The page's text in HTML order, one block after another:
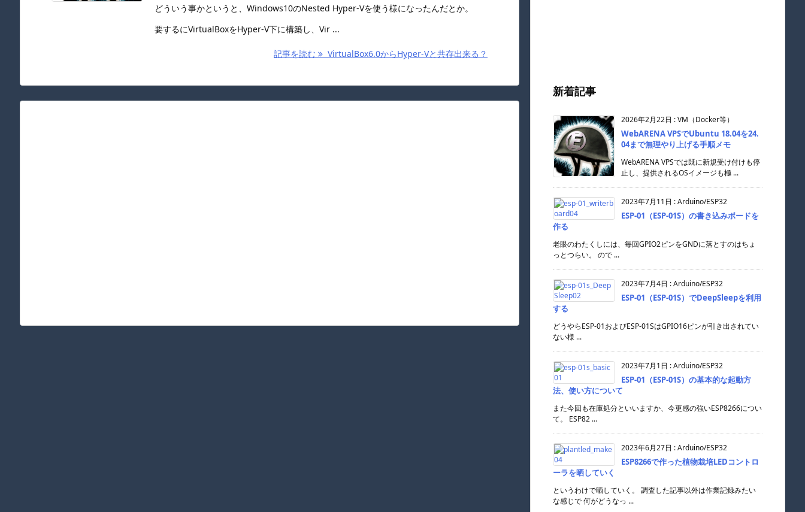
どういう事かというと、Windows10のNested Hyper-Vを使う様になったんだとか。
要するにVirtualBoxをHyper-V下に構築し、Vir ...
記事を読む VirtualBox6.0からHyper-Vと共存出来る？
新着記事
2026年2月22日 :VM（Docker等）
WebARENA VPSでUbuntu 18.04を24.
04まで無理やり上げる手順メモ
WebARENA VPSでは既に新規受け付けも停
止し、提供されるOSイメージも極 ...
2023年7月11日 :Arduino/ESP32
ESP-01（ESP-01S）の書き込みボードを
作る
老眼のわたくしには、毎回GPIO2ピンをGNDに落とすのはちょ
っとつらい。 ので ...
2023年7月4日 :Arduino/ESP32
ESP-01（ESP-01S）でDeepSleepを利用
する
どうやらESP-01およびESP-01SはGPIO16ピンが引き出されてい
ない様 ...
2023年7月1日 :Arduino/ESP32
ESP-01（ESP-01S）の基本的な起動方
法、使い方について
また今回も在庫処分といいますか、今更感の強いESP8266につい
て。 ESP82 ...
2023年6月27日 :Arduino/ESP32
ESP8266で作った植物栽培LEDコントロ
ーラを晒していく
というわけで晒していく。 調査した記事以外は作業記録みたい
な感じで 何がどうなっ ...